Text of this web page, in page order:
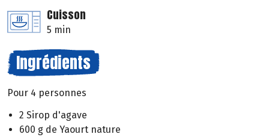
Cuisson
5 min
Ingrédients
Pour 4 personnes
2 Sirop d'agave
600 g de Yaourt nature